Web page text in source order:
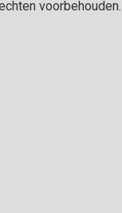
voorbehouden.